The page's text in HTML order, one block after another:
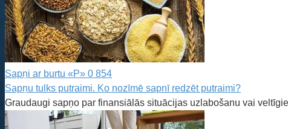
Sapņi ar burtu «P» 0 854
Sapņu tulks putraimi. Ko nozīmē sapnī redzēt putraimi?
Graudaugi sapņo par finansiālās situācijas uzlabošanu vai